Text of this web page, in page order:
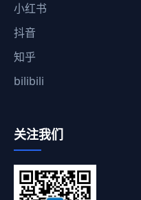
小红书
抖音
知乎
bilibili
关注我们